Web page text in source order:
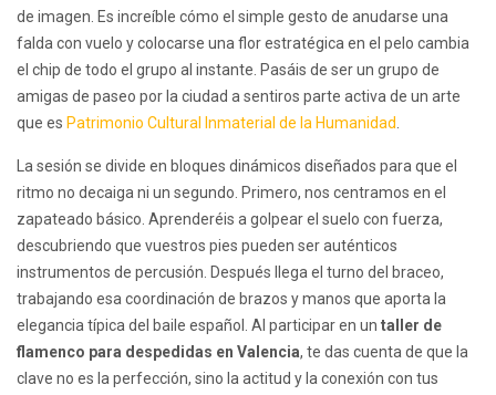
de imagen. Es increíble cómo el simple gesto de anudarse una
falda con vuelo y colocarse una flor estratégica en el pelo cambia
el chip de todo el grupo al instante. Pasáis de ser un grupo de
amigas de paseo por la ciudad a sentiros parte activa de un arte
que es Patrimonio Cultural Inmaterial de la Humanidad
La sesión se divide en bloques dinámicos diseñados para que el
ritmo no decaiga ni un segundo. Primero, nos centramos en el
zapateado básico. Aprenderéis a golpear el suelo con fuerza,
descubriendo que vuestros pies pueden ser auténticos
instrumentos de percusión. Después llega el turno del braceo,
trabajando esa coordinación de brazos y manos que aporta la
elegancia típica del baile español. Al participar en un taller de
flamenco para despedidas en Valencia, te das cuenta de que la
clave no es la perfección, sino la actitud y la conexión con tus